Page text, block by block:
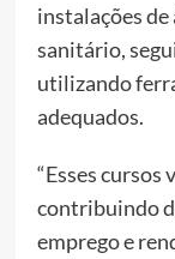
instalações de
sanitário,
utilizando
adequados.
“Esses cursos
contribuindo
emprego e